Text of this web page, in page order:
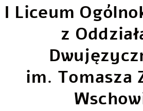
I Liceum
z
im. Tomasza